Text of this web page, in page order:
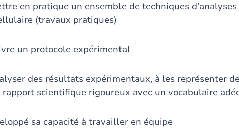
en pratique un ensemble de techniques
(travaux pratiques)
un protocole expérimental
des résultats expérimentaux, à les représenter
scientifique rigoureux avec un vocabulaire
sa capacité à travailler en équipe